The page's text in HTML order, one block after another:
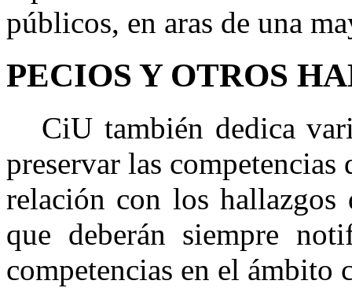
públicos, en aras de una
PECIOS Y OTROS
CiU también dedica
preservar las competencias
relación con los
que deberán siempre
competencias en el ámbito